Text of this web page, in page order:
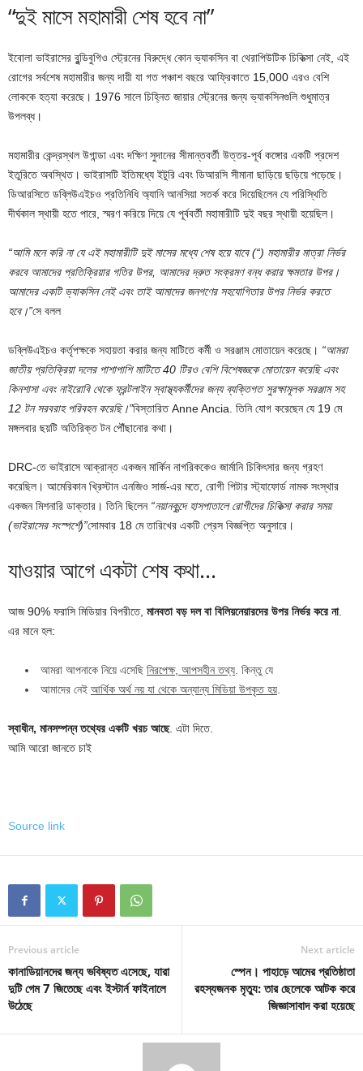
“দুই মাসে মহামারী শেষ হবে না”
ইবোলা ভাইরাসের বুন্ডিবুগিও স্ট্রেনের বিরুদ্ধে কোন ভ্যাকসিন বা থেরাপিউটিক চিকিত্সা নেই, এই
রোগের সর্বশেষ মহামারীর জন্য দায়ী যা গত পঞ্চাশ বছরে আফ্রিকাতে 15,000 এরও বেশি
লোককে হত্যা করেছে। 1976 সালে চিহ্নিত জায়ার স্ট্রেনের জন্য ভ্যাকসিনগুলি শুধুমাত্র
উপলব্ধ।
মহামারীর কেন্দ্রস্থল উগান্ডা এবং দক্ষিণ সুদানের সীমান্তবর্তী উত্তর-পূর্ব কঙ্গোর একটি প্রদেশ
ইতুরিতে অবস্থিত। ভাইরাসটি ইতিমধ্যে ইটুরি এবং ডিআরসি সীমানা ছাড়িয়ে ছড়িয়ে পড়েছে।
ডিআরসিতে ডব্লিউএইচও প্রতিনিধি অ্যানি আনসিয়া সতর্ক করে দিয়েছিলেন যে পরিস্থিতি
দীর্ঘকাল স্থায়ী হতে পারে, স্মরণ করিয়ে দিয়ে যে পূর্ববর্তী মহামারীটি দুই বছর স্থায়ী হয়েছিল।
“আমি মনে করি না যে এই মহামারীটি দুই মাসের মধ্যে শেষ হয়ে যাবে (“) মহামারীর মাত্রা নির্ভর
করবে আমাদের প্রতিক্রিয়ার গতির উপর, আমাদের দ্রুত সংক্রমণ বন্ধ করার ক্ষমতার উপর।
আমাদের একটি ভ্যাকসিন নেই এবং তাই আমাদের জনগণের সহযোগিতার উপর নির্ভর করতে
হবে।”সে বলল
ডব্লিউএইচও কর্তৃপক্ষকে সহায়তা করার জন্য মাটিতে কর্মী ও সরঞ্জাম মোতায়েন করেছে। “আমরা
জাতীয় প্রতিক্রিয়া দলের পাশাপাশি মাটিতে 40 টিরও বেশি বিশেষজ্ঞকে মোতায়েন করেছি এবং
কিনশাসা এবং নাইরোবি থেকে ফ্রন্টলাইন স্বাস্থ্যকর্মীদের জন্য ব্যক্তিগত সুরক্ষামূলক সরঞ্জাম সহ
12 টন সরবরাহ পরিবহন করেছি।”বিস্তারিত Anne Ancia. তিনি যোগ করেছেন যে 19 মে
মঙ্গলবার ছয়টি অতিরিক্ত টন পৌঁছানোর কথা।
DRC-তে ভাইরাসে আক্রান্ত একজন মার্কিন নাগরিককেও জার্মানি চিকিৎসার জন্য গ্রহণ
করেছিল। আমেরিকান খ্রিস্টান এনজিও সার্জ-এর মতে, রোগী পিটার স্ট্যাফোর্ড নামক সংস্থার
একজন মিশনারি ডাক্তার। তিনি ছিলেন “নয়ানকুন্দে হাসপাতালে রোগীদের চিকিত্সা করার সময়
(ভাইরাসের সংস্পর্শে)”সোমবার 18 মে তারিখের একটি প্রেস বিজ্ঞপ্তি অনুসারে।
যাওয়ার আগে একটা শেষ কথা…
আজ 90% ফরাসি মিডিয়ার বিপরীতে, মানবতা বড় দল বা বিলিয়নেয়ারদের উপর নির্ভর করে না.
এর মানে হল:
আমরা আপনাকে নিয়ে এসেছি নিরপেক্ষ, আপসহীন তথ্য. কিন্তু যে
আমাদের নেই আর্থিক অর্থ নয় যা থেকে অন্যান্য মিডিয়া উপকৃত হয়.
স্বাধীন, মানসম্পন্ন তথ্যের একটি খরচ আছে. এটা দিতে.
আমি আরো জানতে চাই
Source link
Previous article
কানাডিয়ানদের জন্য ভবিষ্যত এসেছে, যারা
দুটি গেম 7 জিতেছে এবং ইস্টার্ন ফাইনালে
উঠেছে
Next article
স্পেন। পাহাড়ে আমের প্রতিষ্ঠাতা
রহস্যজনক মৃত্যু: তার ছেলেকে আটক করে
জিজ্ঞাসাবাদ করা হয়েছে